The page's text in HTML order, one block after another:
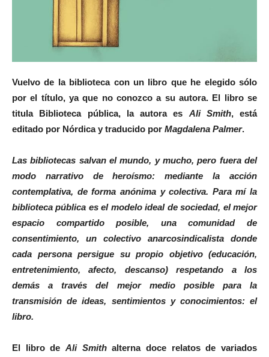
Vuelvo de la biblioteca con un libro que he elegido sólo
por el título, ya que no conozco a su autora. El libro se
titula Biblioteca pública, la autora es Ali Smith, está
editado por Nórdica y traducido por Magdalena Palmer.
Las bibliotecas salvan el mundo, y mucho, pero fuera del
modo narrativo de heroísmo: mediante la acción
contemplativa, de forma anónima y colectiva. Para mí la
biblioteca pública es el modelo ideal de sociedad, el mejor
espacio compartido posible, una comunidad de
consentimiento, un colectivo anarcosindicalista donde
cada persona persigue su propio objetivo (educación,
entretenimiento, afecto, descanso) respetando a los
demás a través del mejor medio posible para la
transmisión deideas, sentimientosy conocimientos: el
libro.
El libro de Ali Smithalterna doce relatos de variados